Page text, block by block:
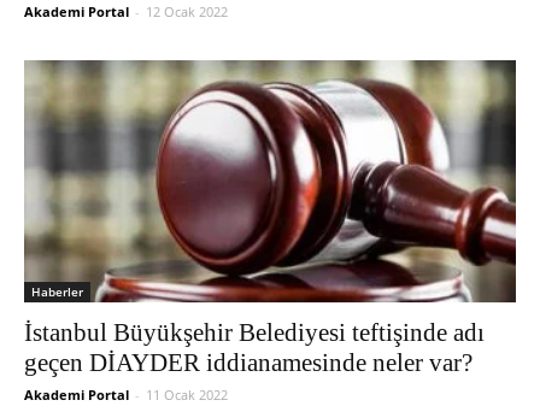
Akademi Portal - 12 Ocak 2022
Haberler
İstanbul Büyükşehir Belediyesi teftişinde adı
geçen DİAYDER iddianamesinde neler var?
Akademi Portal - 11 Ocak 2022